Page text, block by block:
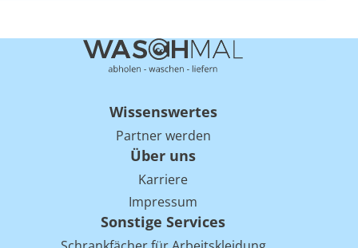
Wissenswertes
Partner werden
Über uns
Karriere
Impressum
Sonstige Services